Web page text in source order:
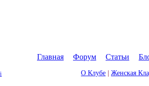
Главная Форум Статьи
О Клубе Женская